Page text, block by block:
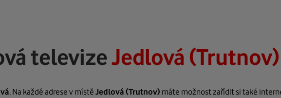
televizeJedlová (Trutnov)
. Na každé adrese v místě Jedlová (Trutnov) máte možnost zařídit si také